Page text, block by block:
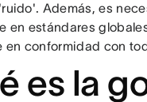
Además, es
en estándares
en conformidad con
es la